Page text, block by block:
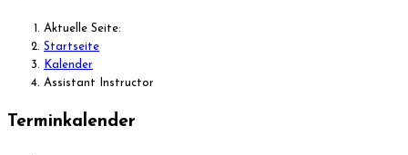
Aktuelle Seite:
Startseite
Kalender
Assistant Instructor
Terminkalender